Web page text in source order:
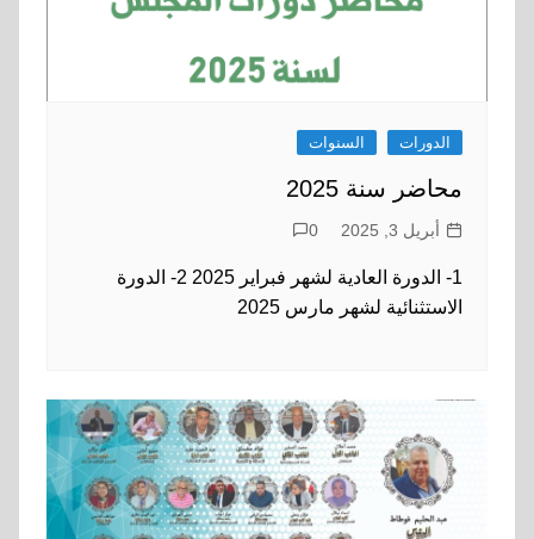
الدورات السنوات
محاضر سنة 2025
أبريل 3, 2025 0
1- الدورة العادية لشهر فبراير 2025 2- الدورة
الاستثنائية لشهر مارس 2025